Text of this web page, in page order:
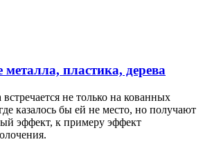
пластика, дерева
не только на кованных
казалось бы ей не место, но получают
эффект, к примеру эффект